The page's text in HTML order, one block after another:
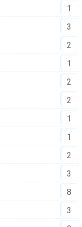
1
3
2
1
2
2
1
1
2
3
8
3